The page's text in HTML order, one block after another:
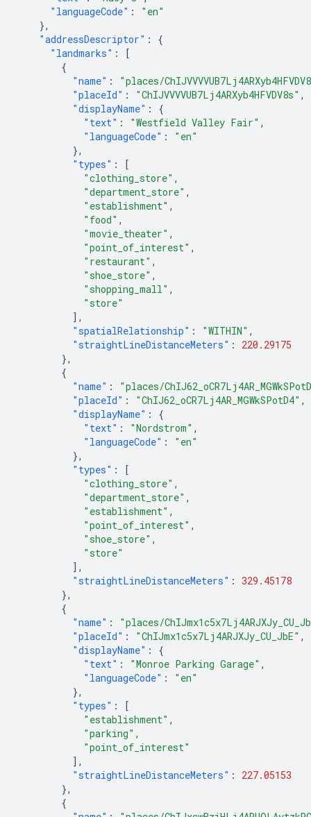
"languageCode" :
"en"
},
"addressDescriptor" :
{
"landmarks" :
[
{
"name" :
"places/
"placeId" : "ChIJVVVVUB7Lj4ARXyb4HFVDV8s" ,
"displayName" :
{
"text" : "Westfield Valley Fair" ,
"languageCode" :
"en"
},
"types" :
[
"clothing_store" ,
"department_store" ,
"establishment" ,
"food" ,
"movie_theater" ,
"point_of_interest" ,
"restaurant" ,
"shoe_store" ,
"shopping_mall" ,
"store"
],
"spatialRelationship" : "WITHIN" ,
"straightLineDistanceMeters" :
220.29175
},
{
"name" :
"places/
"placeId" : "ChIJ62_oCR7Lj4AR_MGWkSPotD4" ,
"displayName" :
{
"text" : "Nordstrom" ,
"languageCode" :
"en"
},
"types" :
[
"clothing_store" ,
"department_store" ,
"establishment" ,
"point_of_interest" ,
"shoe_store" ,
"store"
],
"straightLineDistanceMeters" : 329.45178
},
{
"name" :
"places/
"placeId" : "ChIJmx1c5x7Lj4ARJXJy_CU_JbE" ,
"displayName" :
{
"text" : "Monroe Parking Garage" ,
"languageCode" :
"en"
},
"types" :
[
"establishment" ,
"parking" ,
"point_of_interest"
],
"straightLineDistanceMeters" :
227.05153
},
{